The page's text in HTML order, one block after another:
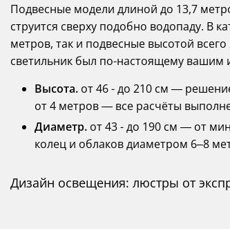
Подвесные модели длиной до 13,7
струится сверху подобно водопаду. В
метров, так и подвесные высотой
светильник был по-настоящему вашим
Высота. от 46 - до 210 см —
от 4 метров — все расчёты
Диаметр. от 43 - до 190 см — от
колец и облаков диаметром 6–8
Дизайн освещения: люстры от